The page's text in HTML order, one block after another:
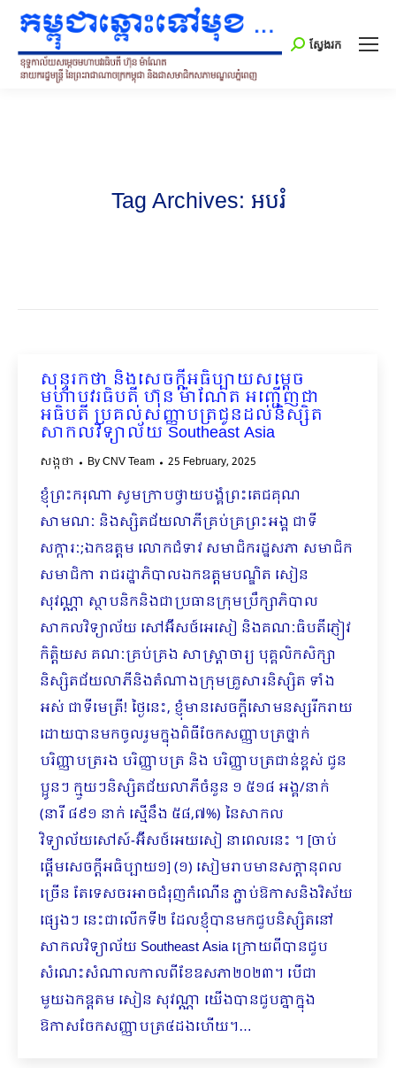
Search:
ស្វែងរក
Tag Archives: អបរំ
សុន្ទរកថា និងសេចក្ដីអធិប្បាយសម្ដេច
មហាបវរធិបតី ហ៊ុន ម៉ាណែត អញ្ជើញជា
អធិបតី ប្រគល់សញ្ញាបត្រជូនដល់និស្សិត
សាកលវិទ្យាល័យ Southeast Asia
សង្កថា ByCNV Team 25 February, 2025
ខ្ញុំព្រះករុណា សូមក្រាបថ្វាយបង្គំព្រះតេជគុណ
សាមណៈ ​​និងស្សិតជ័យលាភីគ្រប់គ្រព្រះអង្គ ជាទី
សក្ការៈ;ឯកឧត្តម លោកជំទាវ សមាជិករដ្ឋសភា សមាជិក
សមាជិកា រាជរដ្ឋាភិបាលឯកឧត្តមបណ្ឌិត សៀន
សុវណ្ណា ស្ថាបនិកនិងជាប្រធានក្រុមប្រឹក្សាភិបាល
សាកលវិទ្យាល័យ ​សៅអ៊ីសថ៍អេសៀ និងគណៈធិបតីភ្ញៀវ
កិត្តិយស គណៈគ្រប់គ្រង សាស្ត្រាចារ្យ​​ បុគ្គលិកសិក្សា
និស្សិតជ័យលាភីនិងតំណាងក្រុមគ្រួសារនិស្សិត ទាំង
អស់ ជាទីមេត្រី! ថ្ងៃនេះ, ខ្ញុំមានសេចក្តីសោមនស្សរីករាយ
ដោយបានមកចូលរួមក្នុងពិធីចែកសញ្ញាបត្រថ្នាក់
បរិញ្ញាបត្ររង បរិញ្ញាបត្រ និង បរិញ្ញាបត្រជាន់ខ្ពស់ ជូន
ប្អូនៗ ក្មួយៗនិស្សិតជ័យលាភីចំនួន ១ ៥១៨ អង្គ/នាក់
(នារី ៨៩១ នាក់ ស្មើនឹង ៥៨,៧%) នៃ​សាកល
វិទ្យាល័យសៅស៍-អ៊ីសថ៍អេយសៀ នាពេលនេះ ។ [ចាប់
ផ្ដើមសេចក្ដីអធិប្បាយ១] (១) សៀមរាបមានសក្ដានុពល
ច្រើន តែទេសចរអាចជំរុញកំណើន ភ្ជាប់ឱកាសនិងវិស័យ
ផ្សេងៗ នេះជាលើកទី២ ដែលខ្ញុំបានមកជួបនិស្សិតនៅ
សាកលវិទ្យាល័យ Southeast Asia ក្រោយពីបានជួប
សំណេះសំ​ណាលកាលពីខែឧសភា២០២៣។ បើជា
មួយឯកឧ្តតម សៀន សុវណ្ណា យើងបានជួបគ្នាក្នុង
ឱកាសចែកសញ្ញាបត្រ​៤ដងហើយ។…